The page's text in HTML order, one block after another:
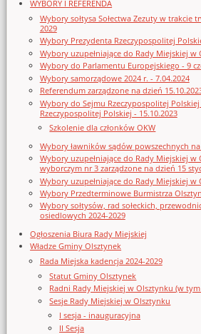
WYBORY I REFERENDA
Wybory sołtysa Sołectwa Zezuty w trakcie
2029
Wybory Prezydenta Rzeczypospolitej
Wybory uzupełniające do Rady Miejskiej w
Wybory do Parlamentu Europejskiego - 9
Wybory samorządowe 2024 r. - 7.04.2024
Referendum zarządzone na dzień
Wybory do Sejmu Rzeczypospolitej Polskiej
Rzeczypospolitej Polskiej - 15.10.2023
Szkolenie dla członków OKW
Wybory ławników sądów powszechnych
Wybory uzupełniające do Rady Miejskiej w
wyborczym nr 3 zarządzone na dzień 15
Wybory uzupełniające do Rady Miejskiej w
Wybory Przedterminowe Burmistrza
Wybory sołtysów, rad sołeckich,
osiedlowych 2024-2029
Ogłoszenia Biura Rady Miejskiej
Władze Gminy Olsztynek
Rada Miejska kadencja 2024-2029
Statut Gminy Olsztynek
Radni Rady Miejskiej w Olsztynku (w
Sesje Rady Miejskiej w Olsztynku
I sesja - inauguracyjna
II Sesja